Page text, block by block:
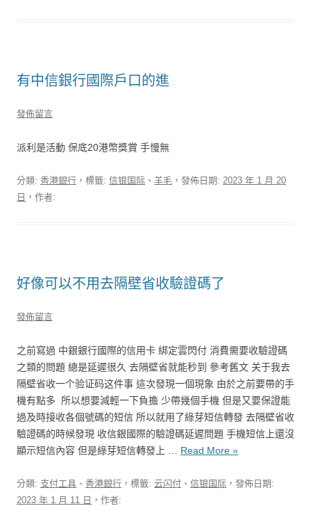
有中信銀行國際戶口的進
發佈留言
派利是活動 保底20港幣獎賞 手慢無 ​
分類: 香港銀行 ，標籤: 信银国际 、 羊毛 ，發佈日期: 2023 年 1 月 20
日 ，作者:
好像可以不用去隔壁省收驗證碼了
發佈留言
之前寫過 中銀銀行國際的信用卡 綁定雲閃付 消費需要收驗證碼
之類的問題 總是延遲很久 去隔壁省就能秒到 參考舊文 关于我去
隔壁省收一个验证码这件事 這次發現一個現象 由於之前要帶的手
機有點多 ​ 所以想要減輕一下負擔 少帶幾個手機 但是又要保證能
過及時接收各個號碼的短信 所以就用了綠芽短信轉發 去隔壁省收
驗證碼的時候發現 收信銀國際的驗證碼延遲問題 手機短信上還沒
顯示短信內容 但是綠芽短信轉發上 … Read More »
分類: 支付工具 、 香港銀行 ，標籤: 云闪付 、 信银国际 ，發佈日期:
2023 年 1 月 11 日 ，作者: